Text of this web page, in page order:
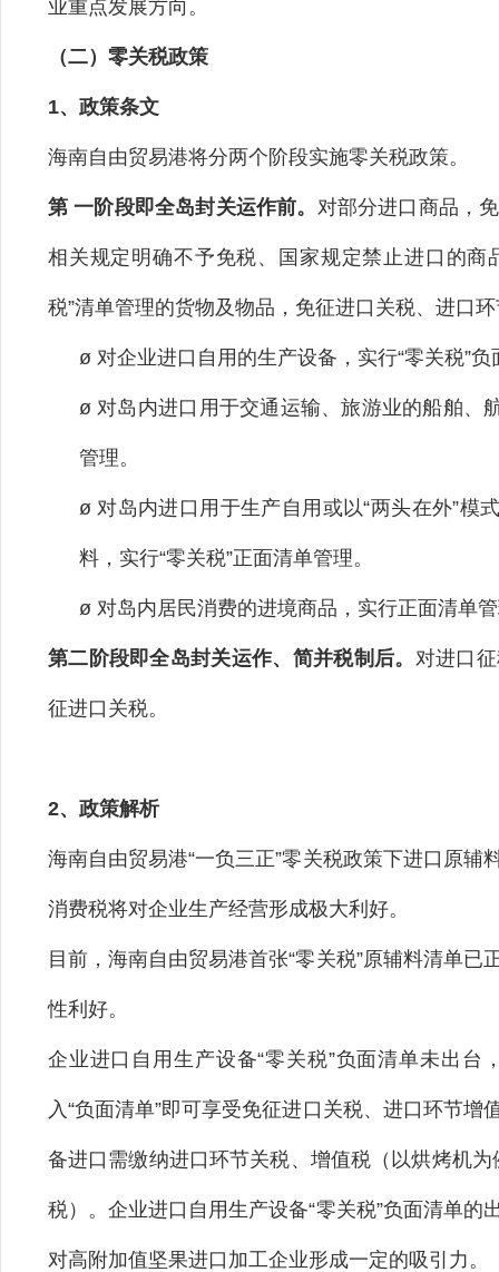
业重点发展方向。
（二）零关税政策
1、政策条文
海南自由贸易港将分两个阶段实施零关税政策。
第 一阶段即全岛封关运作前。 对部分进口商品，
相关规定明确不予免税、国家规定禁止进口的商
税”清单管理的货物及物品，免征进口关税、进口
ø 对企业进口自用的生产设备，实行“零关税”
ø 对岛内进口用于交通运输、旅游业的船舶、
管理。
ø 对岛内进口用于生产自用或以“两头在外”模
料，实行“零关税”正面清单管理。
ø 对岛内居民消费的进境商品，实行正面清单
第二阶段即全岛封关运作、简并税制后。 对进口
征进口关税。
2、政策解析
海南自由贸易港“一负三正”零关税政策下进口原
消费税将对企业生产经营形成极大利好。
目前，海南自由贸易港首张“零关税”原辅料清单
性利好。
企业进口自用生产设备“零关税”负面清单未出
入“负面清单”即可享受免征进口关税、进口环节
备进口需缴纳进口环节关税、增值税（以烘烤机
税）。企业进口自用生产设备“零关税”负面清单
对高附加值坚果进口加工企业形成一定的吸引力。